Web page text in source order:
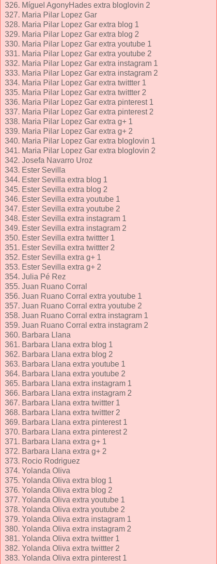
326. Míguel AgonyHades extra bloglovin 2
327. Maria Pilar Lopez Gar
328. Maria Pilar Lopez Gar extra blog 1
329. Maria Pilar Lopez Gar extra blog 2
330. Maria Pilar Lopez Gar extra youtube 1
331. Maria Pilar Lopez Gar extra youtube 2
332. Maria Pilar Lopez Gar extra instagram 1
333. Maria Pilar Lopez Gar extra instagram 2
334. Maria Pilar Lopez Gar extra twittter 1
335. Maria Pilar Lopez Gar extra twittter 2
336. Maria Pilar Lopez Gar extra pinterest 1
337. Maria Pilar Lopez Gar extra pinterest 2
338. Maria Pilar Lopez Gar extra g+ 1
339. Maria Pilar Lopez Gar extra g+ 2
340. Maria Pilar Lopez Gar extra bloglovin 1
341. Maria Pilar Lopez Gar extra bloglovin 2
342. Josefa Navarro Uroz
343. Ester Sevilla
344. Ester Sevilla extra blog 1
345. Ester Sevilla extra blog 2
346. Ester Sevilla extra youtube 1
347. Ester Sevilla extra youtube 2
348. Ester Sevilla extra instagram 1
349. Ester Sevilla extra instagram 2
350. Ester Sevilla extra twittter 1
351. Ester Sevilla extra twittter 2
352. Ester Sevilla extra g+ 1
353. Ester Sevilla extra g+ 2
354. Julia Pé Rez
355. Juan Ruano Corral
356. Juan Ruano Corral extra youtube 1
357. Juan Ruano Corral extra youtube 2
358. Juan Ruano Corral extra instagram 1
359. Juan Ruano Corral extra instagram 2
360. Barbara Llana
361. Barbara Llana extra blog 1
362. Barbara Llana extra blog 2
363. Barbara Llana extra youtube 1
364. Barbara Llana extra youtube 2
365. Barbara Llana extra instagram 1
366. Barbara Llana extra instagram 2
367. Barbara Llana extra twittter 1
368. Barbara Llana extra twittter 2
369. Barbara Llana extra pinterest 1
370. Barbara Llana extra pinterest 2
371. Barbara Llana extra g+ 1
372. Barbara Llana extra g+ 2
373. Rocio Rodriguez
374. Yolanda Oliva
375. Yolanda Oliva extra blog 1
376. Yolanda Oliva extra blog 2
377. Yolanda Oliva extra youtube 1
378. Yolanda Oliva extra youtube 2
379. Yolanda Oliva extra instagram 1
380. Yolanda Oliva extra instagram 2
381. Yolanda Oliva extra twittter 1
382. Yolanda Oliva extra twittter 2
383. Yolanda Oliva extra pinterest 1